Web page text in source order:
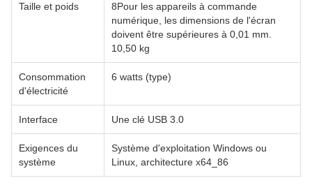
Taille et poids
8Pour les appareils à commande
numérique, les dimensions de l'écran
doivent être supérieures à 0,01 mm.
10,50 kg
Consommation
d'électricité
6 watts (type)
Interface Une clé USB 3.0
Exigences du
système
Système d'exploitation Windows ou
Linux, architecture x64_86